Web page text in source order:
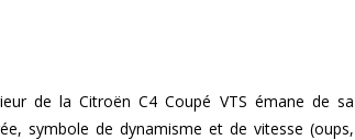
de la Citroën C4 Coupé VTS émane de sa
symbole de dynamisme et de vitesse (oups,